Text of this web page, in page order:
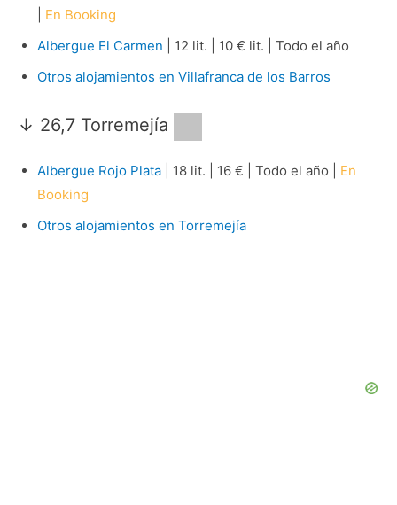
En Booking
Albergue El Carmen | 12 lit. | 10 € lit. | Todo el año
Otros alojamientos en Villafranca de los Barros
↓ 26,7 Torremejía
Albergue Rojo Plata| 18 lit. | 16 € | Todo el año | En
Booking
Otros alojamientos en Torremejía